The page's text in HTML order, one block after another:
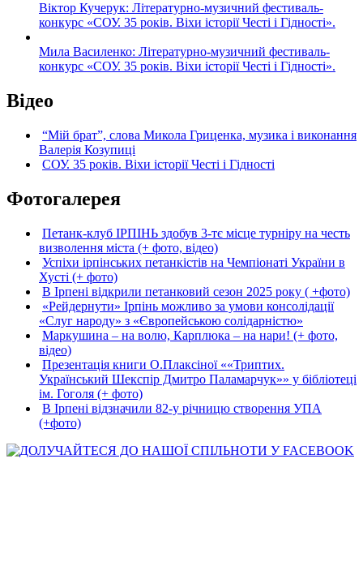
Віктор Кучерук: Літературно-музичний фестиваль-
конкурс «СОУ. 35 років. Віхи історії Честі і Гідності».
Мила Василенко: Літературно-музичний фестиваль-
конкурс «СОУ. 35 років. Віхи історії Честі і Гідності».
Відео
“Мій брат”, слова Микола Гриценка, музика і виконання
Валерія Козупиці
СОУ. 35 років. Віхи історії Честі і Гідності
Фотогалерея
Петанк-клуб ІРПІНЬ здобув 3-тє місце турніру на честь
визволення міста (+ фото, відео)
Успіхи ірпінських петанкістів на Чемпіонаті України в
Хусті (+ фото)
В Ірпені відкрили петанковий сезон 2025 року ( +фото)
«Рейдернути» Ірпінь можливо за умови консолідації
«Слуг народу» з «Європейською солідарністю»
Маркушина – на волю, Карплюка – на нари! (+ фото,
відео)
Презентація книги О.Плаксіної ««Триптих.
Український Шекспір Дмитро Паламарчук»» у бібліотеці
ім. Гоголя (+ фото)
В Ірпені відзначили 82-у річницю створення УПА
(+фото)